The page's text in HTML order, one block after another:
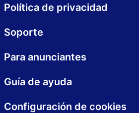
Política de privacidad
Soporte
Para anunciantes
Guía de ayuda
Configuración de cookies